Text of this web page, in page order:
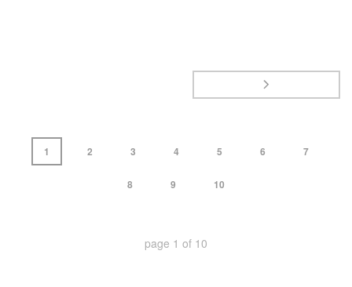
1 2 3 4 5 6 7
8 9 10
page 1 of 10